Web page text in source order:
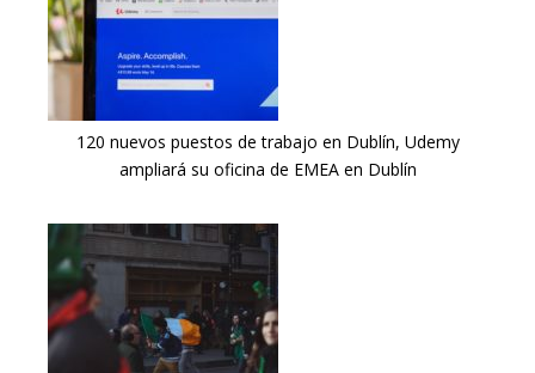
120 nuevos puestos de trabajo en Dublín, Udemy
ampliará su oficina de EMEA en Dublín